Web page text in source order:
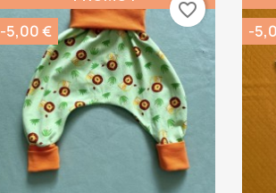
-5,00 €
favorite_border
-